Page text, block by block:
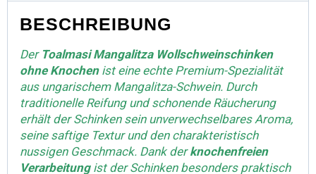
BESCHREIBUNG
Der Toalmasi MangalitzaWollschweinschinken
ohne Knochenist eine echte Premium-Spezialität
aus ungarischem Mangalitza-Schwein. Durch
traditionelle Reifung und schonende Räucherung
erhält der Schinken sein unverwechselbares Aroma,
seine saftige Textur und den charakteristisch
nussigen Geschmack. Dank derknochenfreien
Verarbeitungist der Schinken besonders praktisch